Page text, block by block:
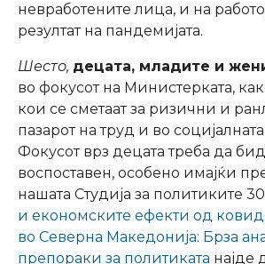
невработените лица, и на
резултат на пандемијата.
Шесто, децата, младите и
во фокусот на Министерката,
кои се сметаат за ризични и
пазарот на труд и во
Фокусот врз децата треба да
воспоставен, особено имајќи
нашата Студија за политиките
и економските ефекти од
во Северна Македонија: Брза
препораки за политиката најде